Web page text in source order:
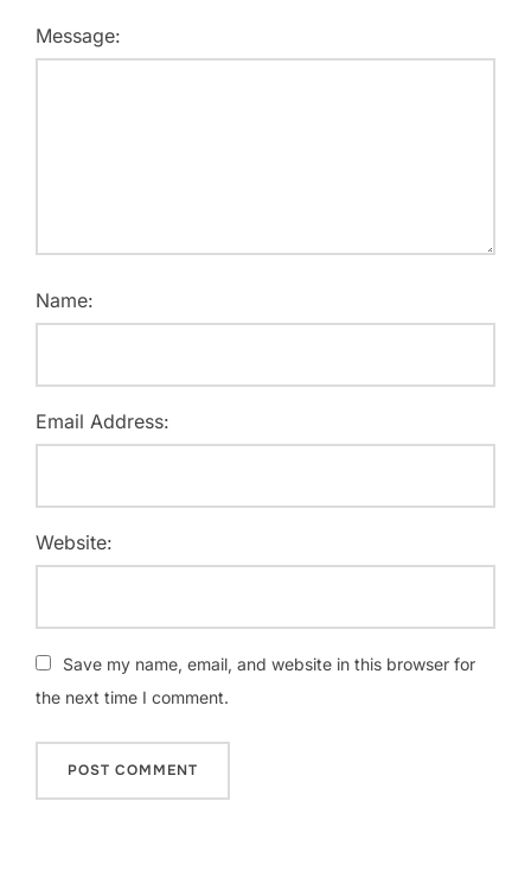
Message:
Name:
Email Address:
Website:
Save my name, email, and website in this browser for
the next time I comment.